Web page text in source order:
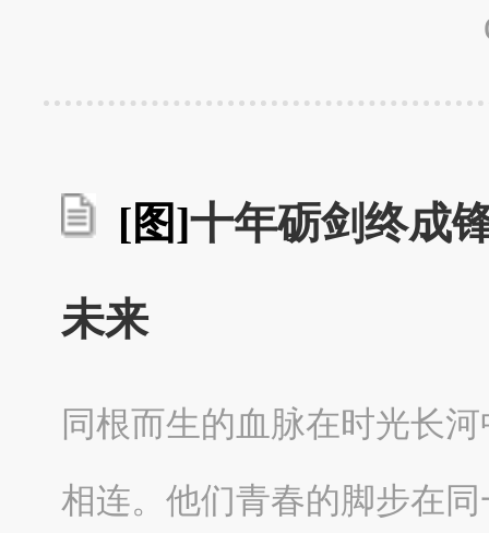
[图]十年砺剑终成
未来
同根而生的血脉在时光长
相连。他们青春的脚步在